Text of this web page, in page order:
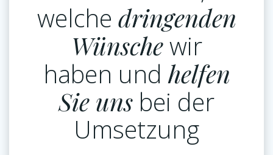
welche dringenden
Wünschewir
haben undhelfen
Sie uns bei der
Umsetzung